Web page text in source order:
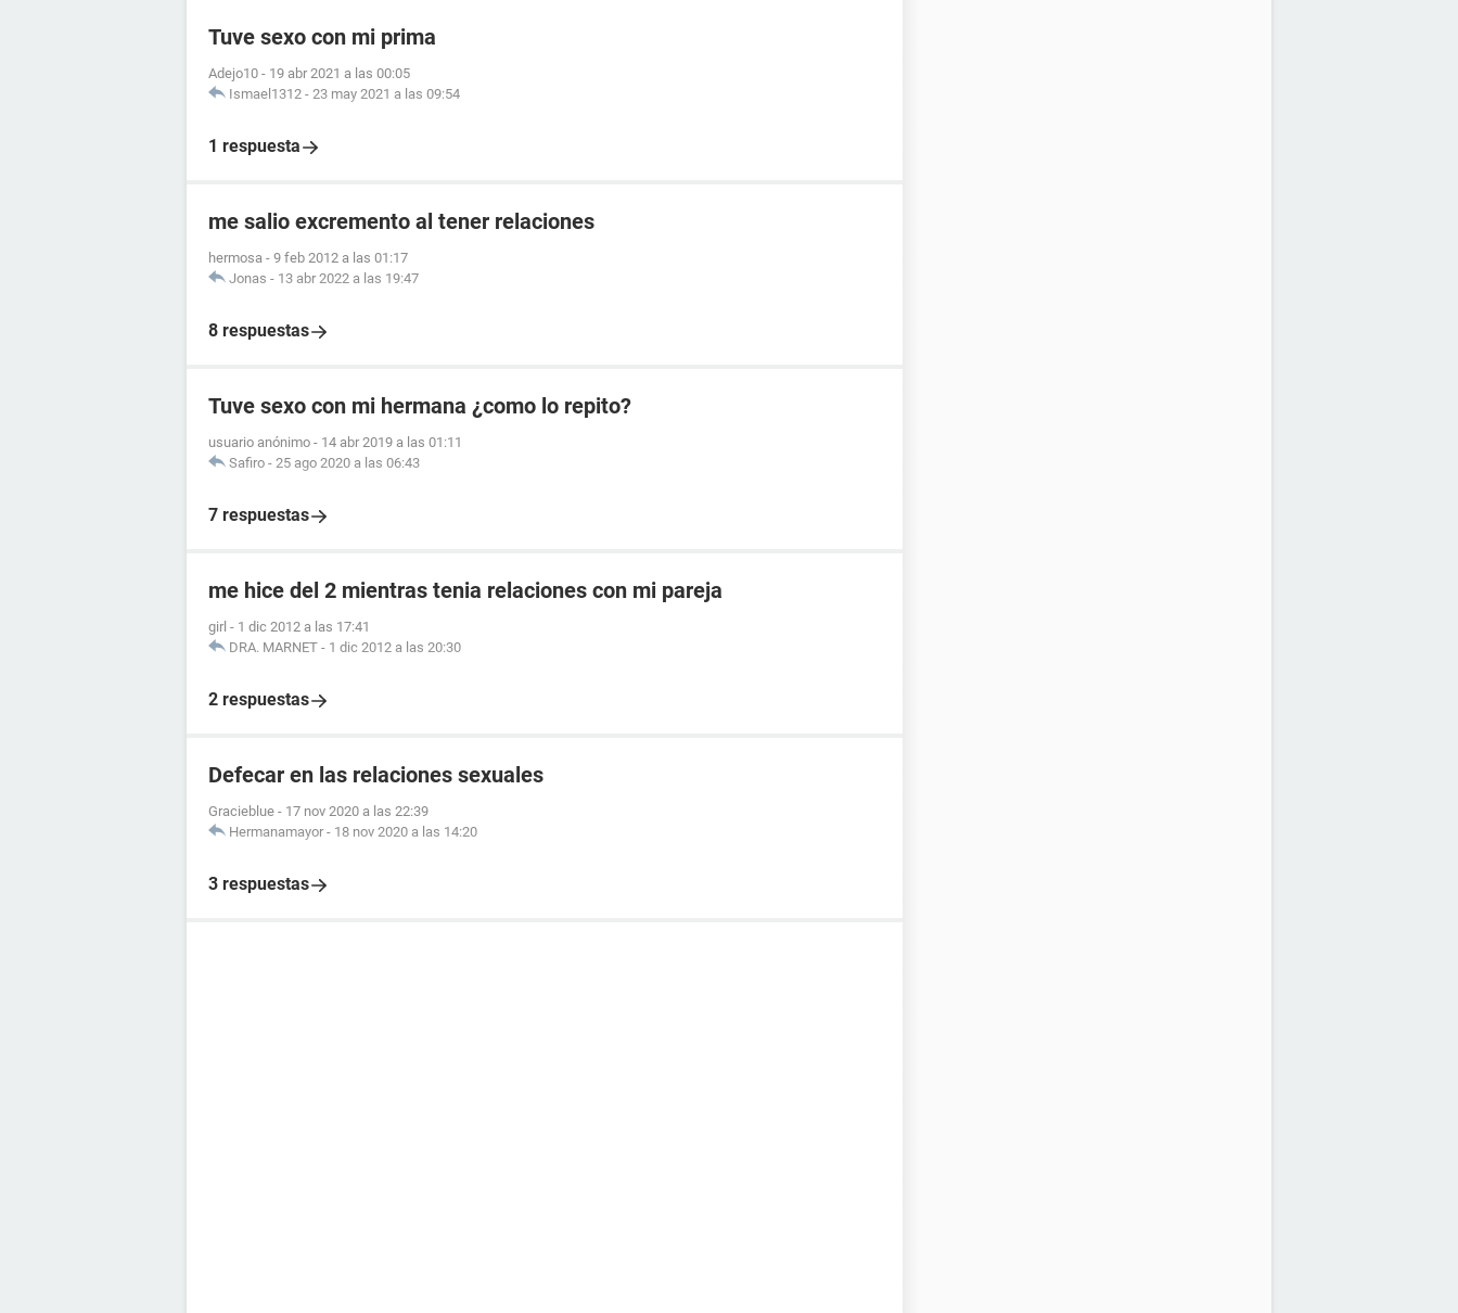
Tuve sexo con mi prima
Adejo10 - 19 abr 2021 a las 00:05
Ismael1312 - 23 may 2021 a las 09:54
1 respuesta
me salio excremento al tener relaciones
hermosa - 9 feb 2012 a las 01:17
Jonas - 13 abr 2022 a las 19:47
8 respuestas
Tuve sexo con mi hermana ¿como lo repito?
usuario anónimo - 14 abr 2019 a las 01:11
Safiro - 25 ago 2020 a las 06:43
7 respuestas
me hice del 2 mientras tenia relaciones con mi pareja
girl - 1 dic 2012 a las 17:41
DRA. MARNET - 1 dic 2012 a las 20:30
2 respuestas
Defecar en las relaciones sexuales
Gracieblue - 17 nov 2020 a las 22:39
Hermanamayor - 18 nov 2020 a las 14:20
3 respuestas